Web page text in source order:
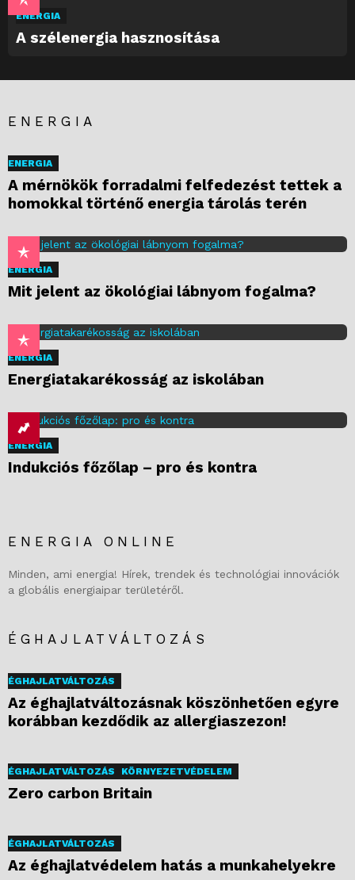
ENERGIA
A szélenergia hasznosítása
ENERGIA
ENERGIA
A mérnökök forradalmi felfedezést tettek a
homokkal történő energia tárolás terén
ENERGIA
Mit jelent az ökológiai lábnyom fogalma?
ENERGIA
Energiatakarékosság az iskolában
ENERGIA
Indukciós főzőlap – pro és kontra
ENERGIA ONLINE
Minden, ami energia! Hírek, trendek és technológiai innovációk
a globális energiaipar területéről.
ÉGHAJLATVÁLTOZÁS
ÉGHAJLATVÁLTOZÁS
Az éghajlatváltozásnak köszönhetően egyre
korábban kezdődik az allergiaszezon!
ÉGHAJLATVÁLTOZÁS KÖRNYEZETVÉDELEM
Zero carbon Britain
ÉGHAJLATVÁLTOZÁS
Az éghajlatvédelem hatás a munkahelyekre